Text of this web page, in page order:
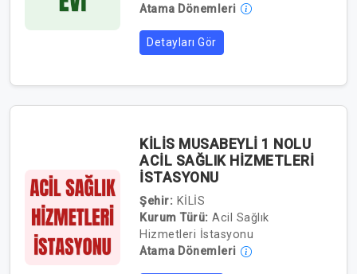
Atama Dönemleri
Detayları Gör
KİLİS MUSABEYLİ 1 NOLU
ACİL SAĞLIK HİZMETLERİ
İSTASYONU
Şehir: KİLİS
Kurum Türü: Acil Sağlık
Hizmetleri İstasyonu
Atama Dönemleri